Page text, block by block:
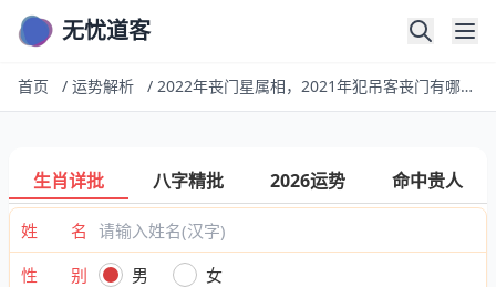
无忧道客
首页 / 运势解析 / 2022年丧门星属相，2021年犯吊客丧门有哪些生肖
生肖详批 八字精批 2026运势 命中贵人
姓 名
性 别
男
女